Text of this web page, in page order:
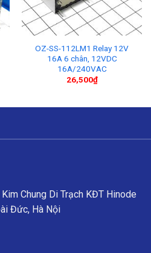
OZ-SS-112LM1 Relay 12V
16A 6 chân, 12VDC
16A/240VAC
26,500₫
Chung Di Trạch KĐT Hinode
Đức, Hà Nội